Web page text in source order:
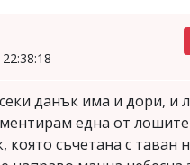
данък има и дори, и
една от
която съчетана с таван